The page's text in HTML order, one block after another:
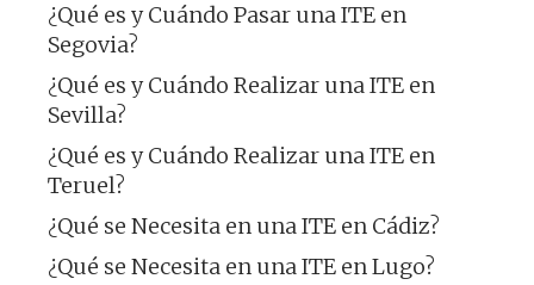
¿Qué es y Cuándo Pasar una ITE en
Segovia?
¿Qué es y Cuándo Realizar una ITE en
Sevilla?
¿Qué es y Cuándo Realizar una ITE en
Teruel?
¿Qué se Necesita en una ITE en Cádiz?
¿Qué se Necesita en una ITE en Lugo?